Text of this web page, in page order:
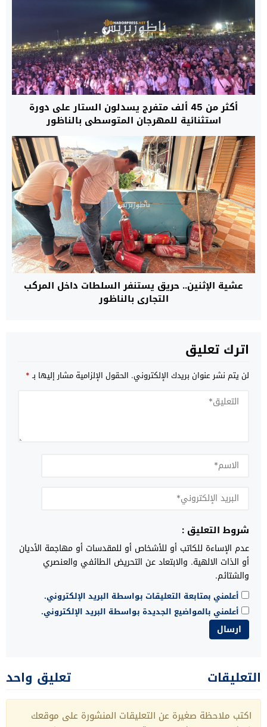
أكثر من 45 ألف متفرج يسدلون الستار على دورة
استثنائية للمهرجان المتوسطي بالناظور
عشية الإثنين.. حريق يستنفر السلطات داخل المركب
التجاري بالناظور
اترك تعليق
لن يتم نشر عنوان بريدك الإلكتروني. الحقول الإلزامية مشار إليها بـ*
شروط التعليق :
عدم الإساءة للكاتب أو للأشخاص أو للمقدسات أو مهاجمة الأديان
أو الذات الالهية. والابتعاد عن التحريض الطائفي والعنصري
والشتائم.
أعلمني بمتابعة التعليقات بواسطة البريد الإلكتروني.
أعلمني بالمواضيع الجديدة بواسطة البريد الإلكتروني.
التعليقات تعليق واحد
اكتب ملاحظة صغيرة عن التعليقات المنشورة على موقعك